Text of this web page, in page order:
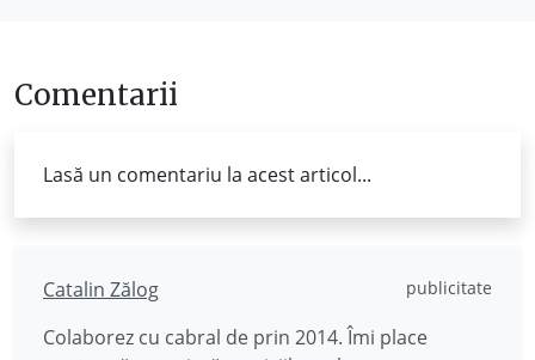
Comentarii
Lasă un comentariu la acest articol...
Catalin Zălog publicitate
Colaborez cu cabral de prin 2014. Îmi place